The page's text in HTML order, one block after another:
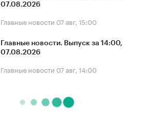
07.08.2026
Главные новости 07 авг, 15:00
Главные новости. Выпуск за 14:00,
07.08.2026
Главные новости 07 авг, 14:00